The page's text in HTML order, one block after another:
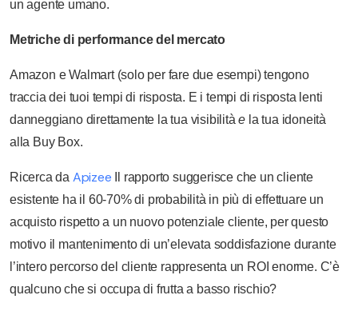
un agente umano.
Metriche di performance del mercato
Amazon e Walmart (solo per fare due esempi) tengono
traccia dei tuoi tempi di risposta. E i tempi di risposta lenti
danneggiano direttamente la tua visibilitàe la tua idoneità
alla Buy Box.
Ricerca da Apizee Il rapporto suggerisce che un cliente
esistente ha il 60-70% di probabilità in più di effettuare un
acquisto rispetto a un nuovo potenziale cliente, per questo
motivo il mantenimento di un’elevata soddisfazione durante
l’intero percorso del cliente rappresenta un ROI enorme. C’è
qualcuno che si occupa di frutta a basso rischio?